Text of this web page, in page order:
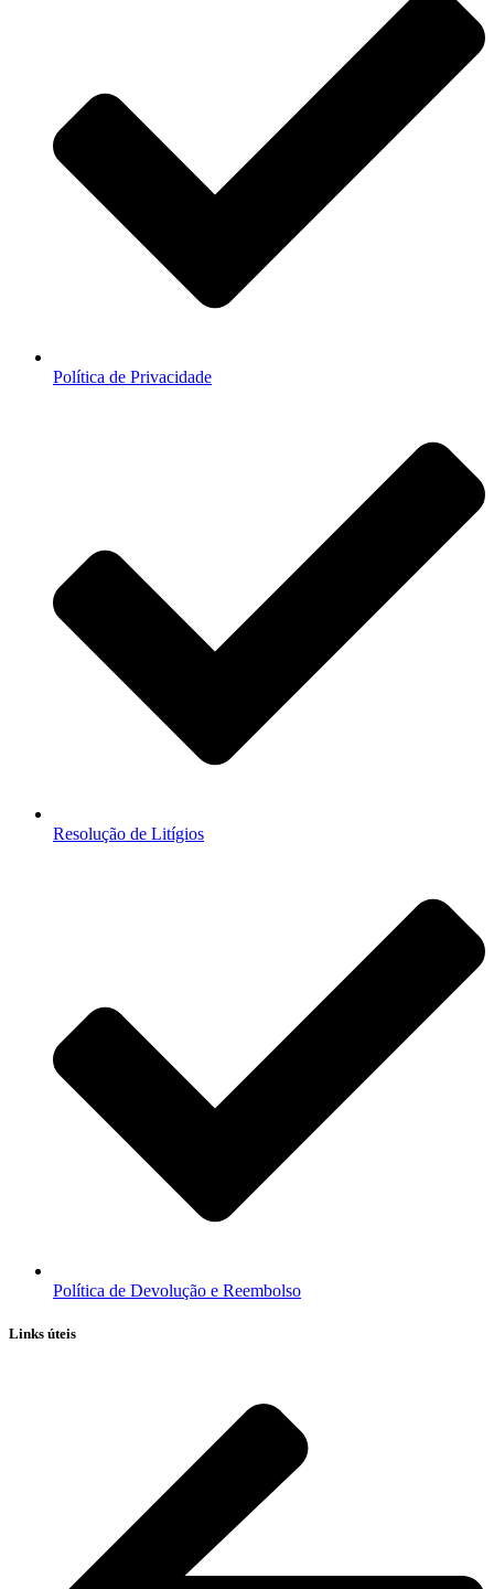
Política de Privacidade
Resolução de Litígios
Política de Devolução e Reembolso
Links úteis